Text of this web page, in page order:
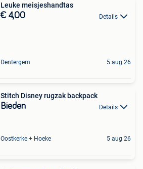
Leuke meisjeshandtas
€ 4,00 Details
Dentergem 5 aug 26
Stitch Disney rugzak backpack
Bieden Details
Oostkerke + Hoeke 5 aug 26